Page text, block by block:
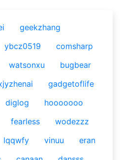
geekzhang
ybcz0519
comsharp
watsonxu
bugbear
gadgetoflife
diglog
hooooooo
fearless
wodezzz
lqqwfy vinuu
eran